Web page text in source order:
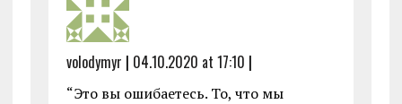
volodymyr | 04.10.2020 at 17:10 |
“Это вы ошибаетесь. То, что мы